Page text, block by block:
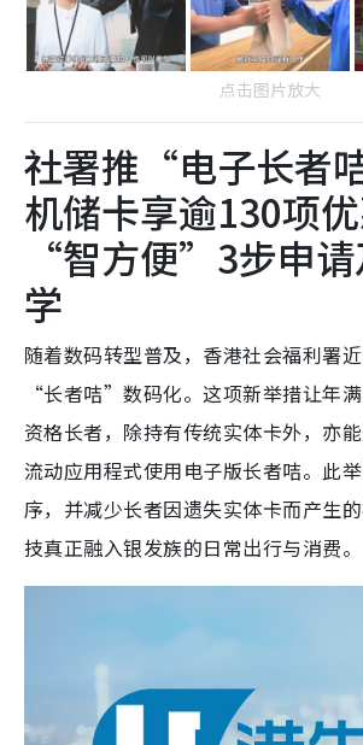
点击图片放大
社署推“电子长者
机储卡享逾130项
“智方便”3步申
学
随着数码转型普及，香港社会福利署
“长者咭”数码化。这项新举措让年
资格长者，除持有传统实体卡外，亦
流动应用程式使用电子版长者咭。此
序，并减少长者因遗失实体卡而产生
技真正融入银发族的日常出行与消费。